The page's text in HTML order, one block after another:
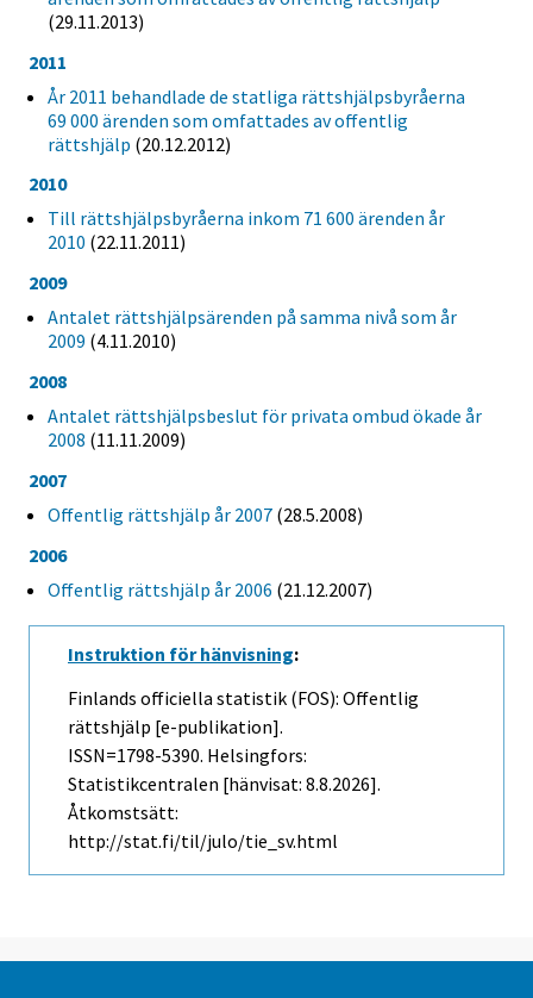
(29.11.2013)
2011
År 2011 behandlade de statliga rättshjälpsbyråerna
69 000 ärenden som omfattades av offentlig
rättshjälp (20.12.2012)
2010
Till rättshjälpsbyråerna inkom 71 600 ärenden år
2010 (22.11.2011)
2009
Antalet rättshjälpsärenden på samma nivå som år
2009 (4.11.2010)
2008
Antalet rättshjälpsbeslut för privata ombud ökade år
2008 (11.11.2009)
2007
Offentlig rättshjälp år 2007 (28.5.2008)
2006
Offentlig rättshjälp år 2006 (21.12.2007)
Instruktion för hänvisning:
Finlands officiella statistik (FOS): Offentlig
rättshjälp [e-publikation].
ISSN=1798-5390. Helsingfors:
Statistikcentralen [hänvisat: 8.8.2026].
Åtkomstsätt:
http://stat.fi/til/julo/tie_sv.html